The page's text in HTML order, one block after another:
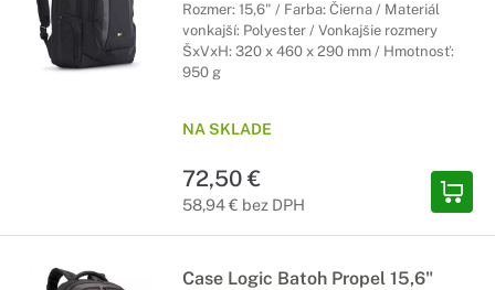
Rozmer: 15,6" / Farba: Čierna / Materiál
vonkajší: Polyester / Vonkajšie rozmery
ŠxVxH: 320 x 460 x 290 mm / Hmotnosť:
950 g
NA SKLADE
72,50 €
58,94 € bez DPH
Case Logic Batoh Propel 15,6"